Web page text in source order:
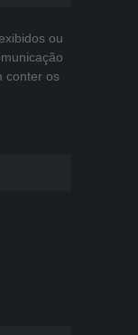
ou
conter os